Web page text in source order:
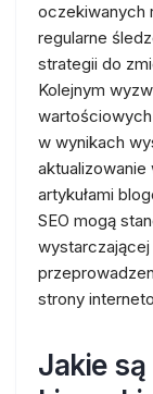
oczekiwanych
regularne
strategii do
Kolejnym
w wynikach
artykułami
SEO mogą
strony
Jakie